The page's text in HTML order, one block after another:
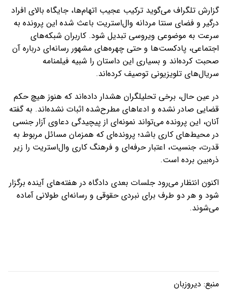
گزارش تلگراف می‌گوید ترکیب عجیب اتهام‌ها، جایگاه بالای افراد
درگیر و فضای سنتا مردانه وال‌استریت باعث شده این پرونده به
سرعت به موضوعی ویروسی تبدیل شود. کاربران شبکه‌های
اجتماعی، پادکست‌ها و حتی چهره‌های مشهور رسانه‌ای درباره آن
صحبت کرده‌اند و بسیاری این داستان را شبیه فیلمنامه
سریال‌های تلویزیونی توصیف کرده‌اند.
در عین حال، برخی تحلیلگران هشدار داده‌اند که هنوز هیچ حکم
قضایی صادر نشده و ادعاهای مطرح‌شده اثبات نشده‌اند. به گفته
آنان، این پرونده می‌تواند نمونه‌ای از پیچیدگی دعاوی آزار جنسی
در محیط‌های کاری باشد؛ پرونده‌ای که همزمان مسائل مربوط به
قدرت، جنسیت، اعتبار حرفه‌ای و فرهنگ کاری وال‌استریت را زیر
ذره‌بین برده است.
اکنون انتظار می‌رود جلسات بعدی دادگاه در هفته‌های آینده برگزار
شود و هر دو طرف برای نبردی حقوقی و رسانه‌ای طولانی آماده
می‌شوند.
منبع: دیروزبان